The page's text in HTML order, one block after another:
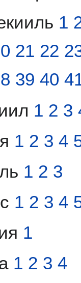
1
21 22
39 40
1 2 3
1 2 3 4
1 2 3
1 2 3 4
1
1 2 3 4